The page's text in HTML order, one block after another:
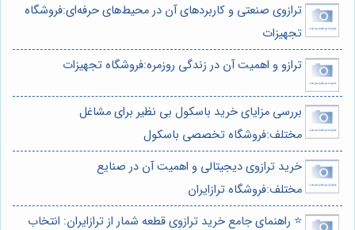
ترازوی صنعتی و کاربردهای آن در محیط‌های حرفه‌ای:فروشگاه
تجهیزات
ترازو و اهمیت آن در زندگی روزمره:فروشگاه تجهیزات
بررسی مزایای خرید باسکول بی نظیر برای مشاغل
مختلف:فروشگاه تخصصی باسکول
خرید ترازوی دیجیتالی و اهمیت آن در صنایع
مختلف:فروشگاه ترازایران
⭐️ راهنمای جامع خرید ترازوی قطعه شمار از ترازایران: انتخاب